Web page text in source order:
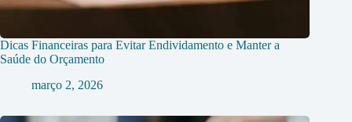
Dicas Financeiras para Evitar Endividamento e Manter a
Saúde do Orçamento
março 2, 2026